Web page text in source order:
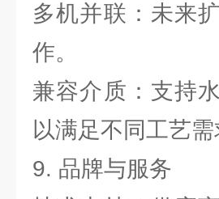
多机并联：未来
作。
兼容介质：支持
以满足不同工艺需
9. 品牌与服务